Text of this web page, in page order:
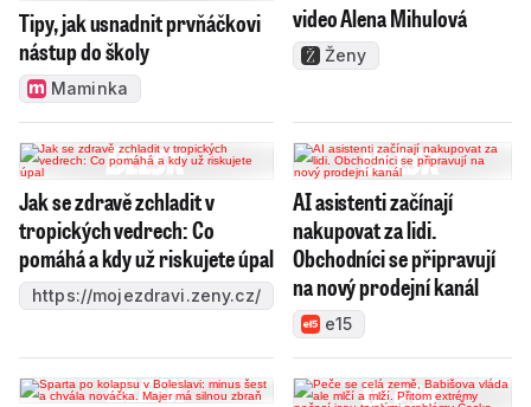
Tipy, jak usnadnit prvňáčkovi
nástup do školy
Maminka
video Alena Mihulová
Ženy
Jak se zdravě zchladit v
tropických vedrech: Co
pomáhá a kdy už riskujete úpal
https://mojezdravi.zeny.cz/
AI asistenti začínají
nakupovat za lidi.
Obchodníci se připravují
na nový prodejní kanál
e15